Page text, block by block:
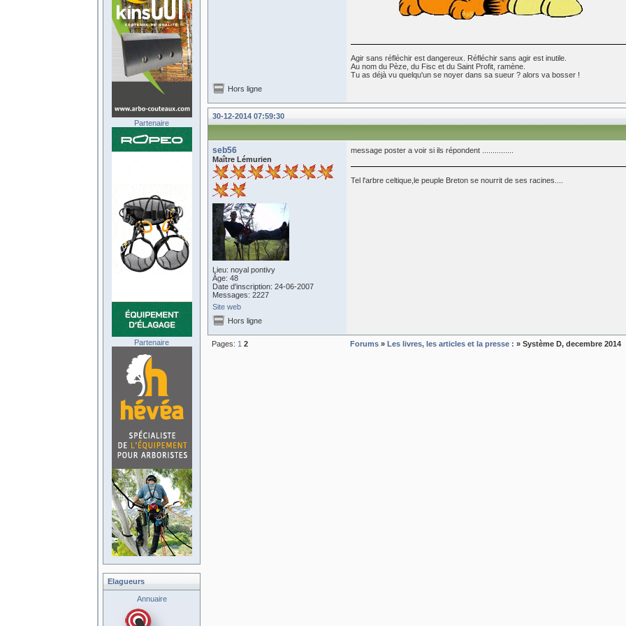
Agir sans réfléchir est dangereux. Réfléchir sans agir est inutile.
Au nom du Pèze, du Fisc et du Saint Profit, ramène.
Tu as déjà vu quelqu'un se noyer dans sa sueur ? alors va bosser !
Hors ligne
30-12-2014 07:59:30
seb56
Maître Lémurien
Lieu: noyal pontivy
Âge: 48
Date d'inscription: 24-06-2007
Messages: 2227
Site web
message poster a voir si ils répondent ...............
Tel l'arbre celtique,le peuple Breton se nourrit de ses racines....
Hors ligne
Pages: 1 2 Forums » Les livres, les articles et la presse : » Système D, decembre 2014
Partenaire
Partenaire
Elagueurs
Annuaire